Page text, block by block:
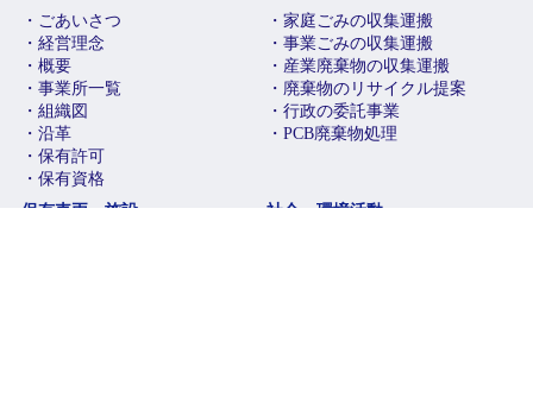
・ごあいさつ
・経営理念
・概要
・事業所一覧
・組織図
・沿革
・保有許可
・保有資格
・家庭ごみの収集運搬
・事業ごみの収集運搬
・産業廃棄物の収集運搬
・廃棄物のリサイクル提案
・行政の委託事業
・PCB廃棄物処理
保有車両・施設
社会・環境活動